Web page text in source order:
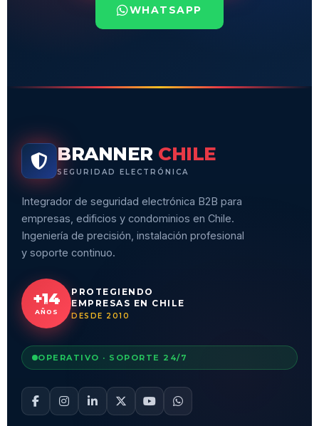
WHATSAPP
BRANNER CHILE
SEGURIDAD ELECTRÓNICA
Integrador de seguridad electrónica B2B para
empresas, edificios y condominios en Chile.
Ingeniería de precisión, instalación profesional
y soporte continuo.
+14
AÑOS
PROTEGIENDO
EMPRESAS EN CHILE
DESDE 2010
OPERATIVO · SOPORTE 24/7